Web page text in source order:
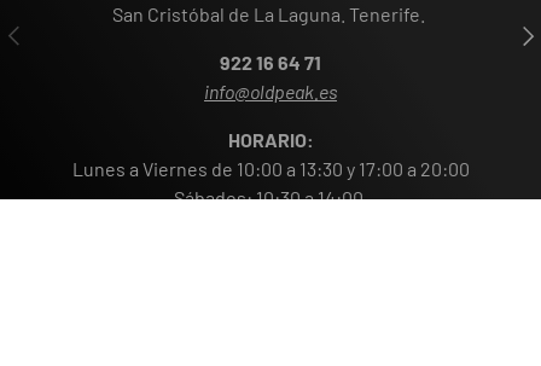
ANTERIOR
San Cristóbal de La Laguna. Tenerife.
922 16 64 71
info@oldpeak.es
HORARIO:
Lunes a Viernes de 10:00 a 13:30 y 17:00 a 20:00
Sábados: 10:30 a 14:00.